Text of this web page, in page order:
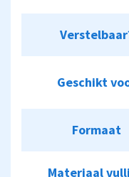
Geschikt
Formaat
Materiaal